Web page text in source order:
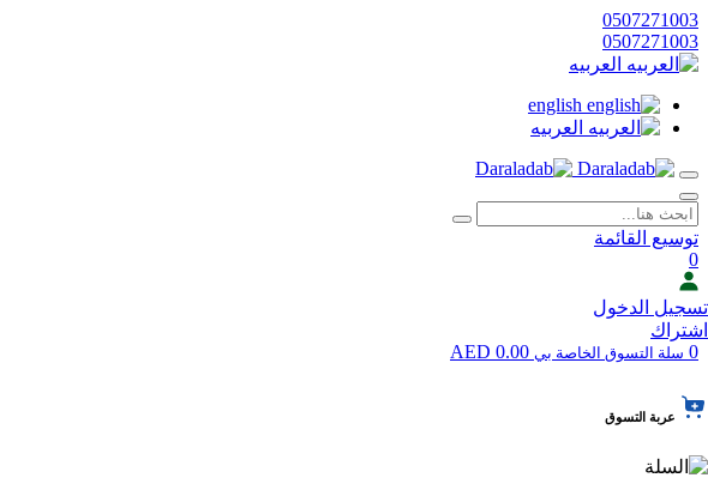
0507271003
0507271003
العربيه
english
العربيه
توسيع القائمة
0
تسجيل الدخول
اشتراك
0 سلة التسوق الخاصة بي
عربة التسوق